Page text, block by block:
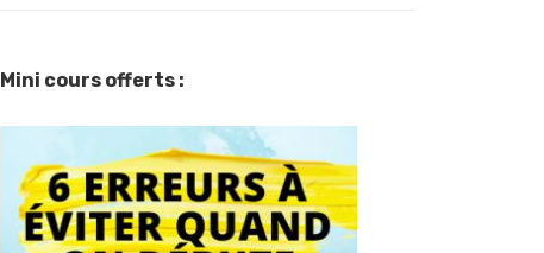
Mini cours offerts :